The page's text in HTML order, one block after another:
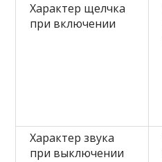
Характер щелчка
при включении
Характер звука
при выключении